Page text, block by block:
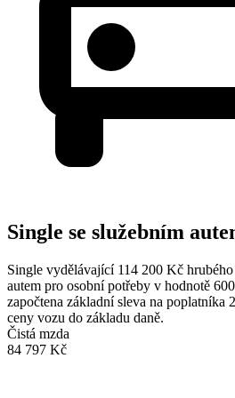
Single se služebním
Single vydělávající 114 200 Kč hrubého
autem pro osobní potřeby v hodnotě
započtena základní sleva na poplatníka
ceny vozu do základu daně.
Čistá mzda
84 797 Kč